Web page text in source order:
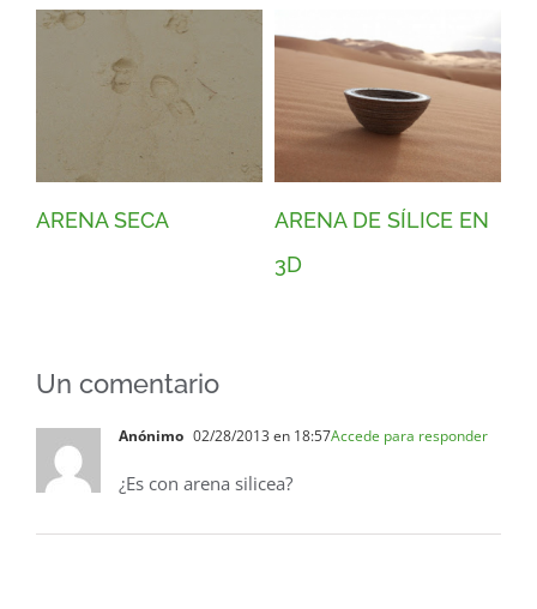
ARENA SECA
ARENA DE SÍLICE EN
3D
Un comentario
Anónimo 02/28/2013 en 18:57Accede para responder
¿Es con arena silicea?